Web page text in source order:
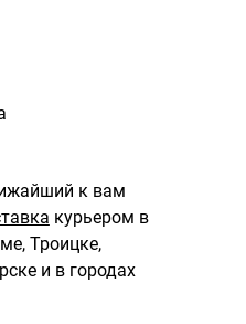
к вам
курьером в
Троицке,
и в городах